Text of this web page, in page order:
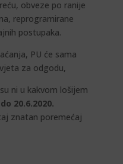
obveze po ranije
reprogramirane
postupaka.
PU će sama
za odgodu,
ni u kakvom lošijem
20.6.2020.
znatan poremećaj